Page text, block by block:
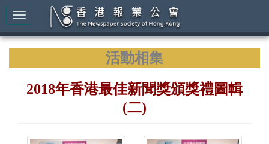
活動相集
2018年香港最佳新聞獎頒獎禮圖輯
(二)